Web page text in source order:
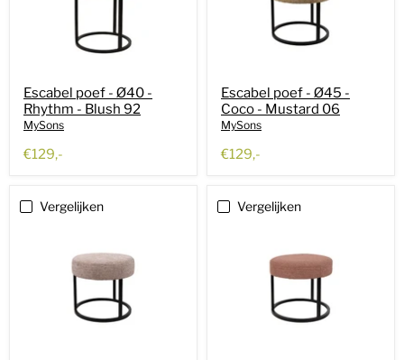
Escabel poef - Ø40 -
Rhythm - Blush 92
MySons
€129,-
Escabel poef - Ø45 -
Coco - Mustard 06
MySons
€129,-
Vergelijken Vergelijken